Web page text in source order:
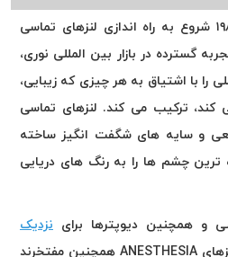
کمپانی Monros در سال ۱۹۸۷ شروع به راه اندازی لنزهای تماسی
گسترده در بازار بین المللی نوری،
را با اشتیاق به هر چیزی که زیبایی،
کند، ترکیب می کند. لنزهای تماسی
و سایه های شگفت انگیز ساخته
ترین چشم ها را به رنگ های دریایی
و همچنین دیوپترها برای نزدیک
وجود دارد. لنزهای ANESTHESIA همچنین مفتخرند